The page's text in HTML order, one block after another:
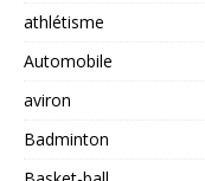
athlétisme
Automobile
aviron
Badminton